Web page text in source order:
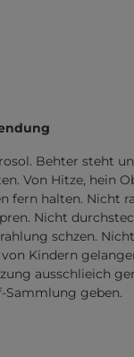
Behter steht
Von Hitze, hein
fern halten. Nicht
Nicht
schzen.
Kindern
ausschlieich
Sammlung geben.